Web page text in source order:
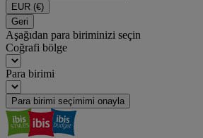
EUR (€)
Geri
Aşağıdan para biriminizi seçin
Coğrafi bölge
Para birimi
Para birimi seçimimi onayla